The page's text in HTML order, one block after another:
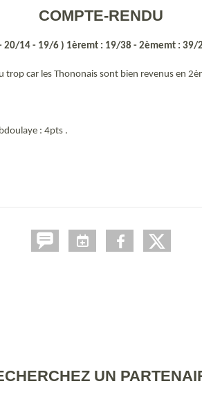
COMPTE-RENDU
20/14 - 19/6 ) 1èremt : 19/38 - 2èmemt : 39/
car les Thononais sont bien revenus en
: 4pts .
UN